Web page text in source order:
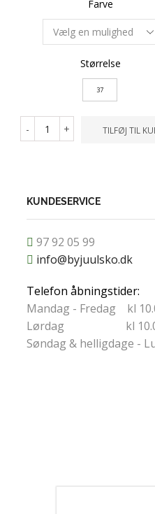
Farve
Størrelse
37
- + TILFØJ TIL
KUNDESERVICE
97 92 05 99
info@byjuulsko.dk
Telefon åbningstider:
Mandag - Fredag kl
Lørdag kl 10.00
Søndag & helligdage -